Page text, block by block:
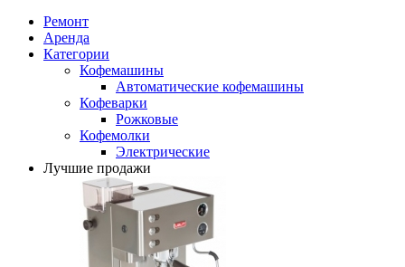
Ремонт
Аренда
Категории
Кофемашины
Автоматические кофемашины
Кофеварки
Рожковые
Кофемолки
Электрические
Лучшие продажи